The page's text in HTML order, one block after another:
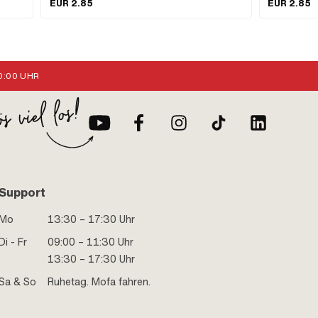
Nippelform: Zylinder · Kabellänge: 2200 mm ·
EUR 2.85
Bestandteile:
EUR 2.85
UHR
13:30 – 17:30 Uhr
- Fr
09:00 – 11:30 Uhr
13:30 – 17:30 Uhr
& So
Ruhetag. Mofa fahren.